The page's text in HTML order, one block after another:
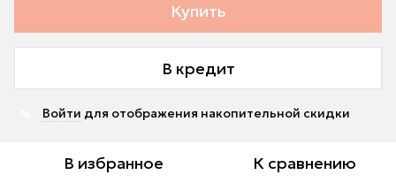
Купить
В кредит
Войти для отображения накопительной скидки
В избранное К сравнению